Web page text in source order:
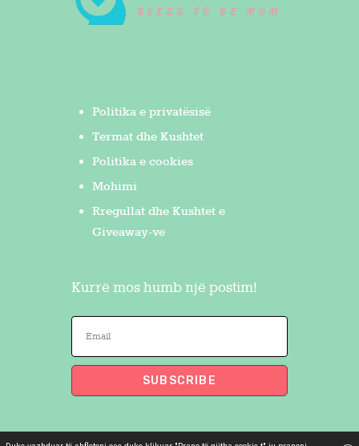
Politika e privatësisë
Termat dhe Kushtet
Politika e cookies
Mohimi
Rregullat dhe Kushtet e
Giveaway-ve
Kurrë mos humb një postim!